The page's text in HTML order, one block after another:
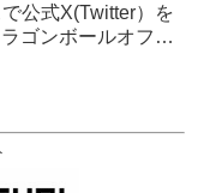
公式X(Twitter）を
ゴンボールオフィ